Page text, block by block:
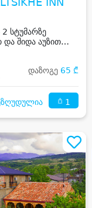
სტუმარზე
და შიდა აუზით
დაზოგე 65 ₾
1